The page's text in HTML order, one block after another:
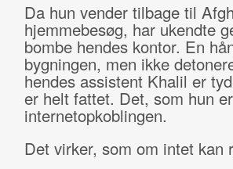
Da hun vender tilbage til
hjemmebesøg, har ukendte
bombe hendes kontor. En
bygningen, men ikke
hendes assistent Khalil er
er helt fattet. Det, som hun
internetopkoblingen.
Det virker, som om intet kan